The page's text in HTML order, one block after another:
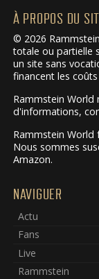
À PROPOS DU
© 2026
totale ou partielle
un site sans
financent les
Rammstein World
d'informations,
Rammstein World
Nous sommes
Amazon.
NAVIGUER
Actu
Fans
Live
Rammstein